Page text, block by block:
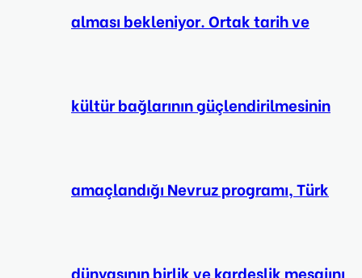
alması bekleniyor. Ortak tarih ve
kültür bağlarının güçlendirilmesinin
amaçlandığı Nevruz programı, Türk
dünyasının birlik ve kardeşlik mesajını